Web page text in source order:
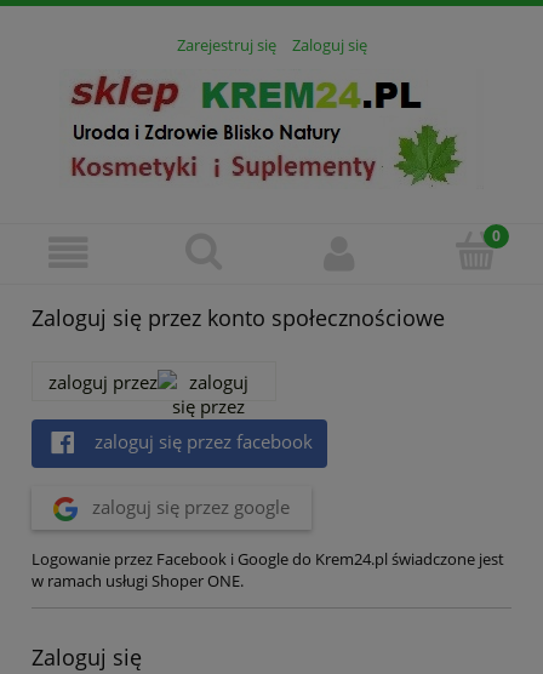
Zarejestruj się Zaloguj się
Zaloguj się przez konto społecznościowe
zaloguj przez
zaloguj się przez facebook
zaloguj się przez google
Logowanie przez Facebook i Google do Krem24.pl świadczone jest
w ramach usługi Shoper ONE.
Zaloguj się